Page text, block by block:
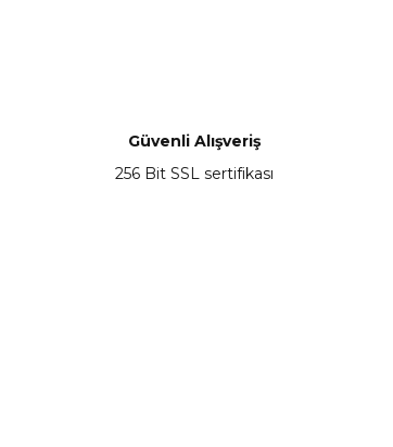
Güvenli Alışveriş
256 Bit SSL sertifikası